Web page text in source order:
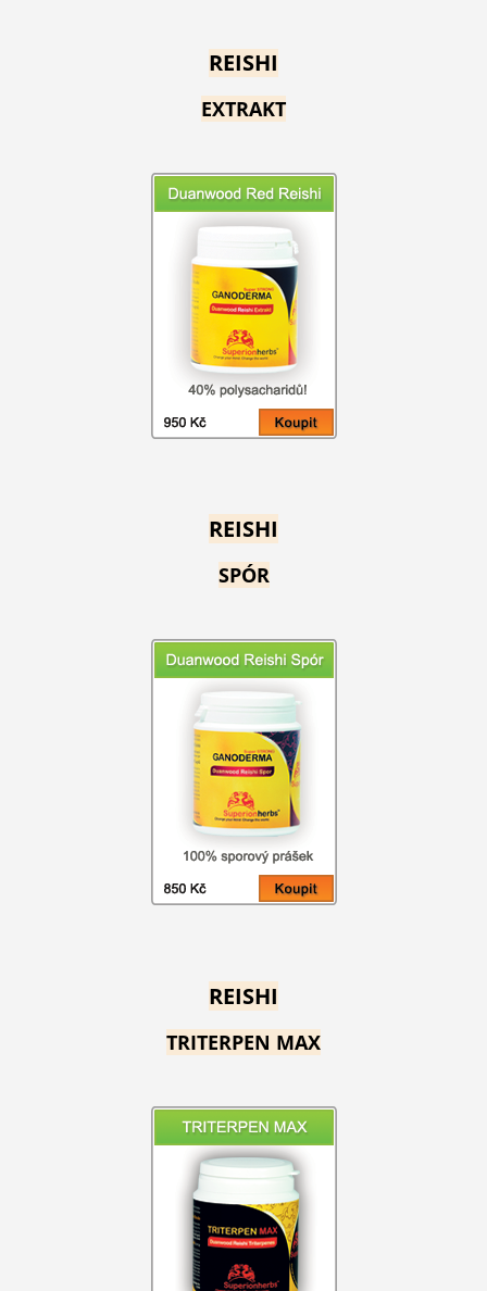
REISHI
EXTRAKT
REISHI
SPÓR
REISHI
TRITERPEN MAX